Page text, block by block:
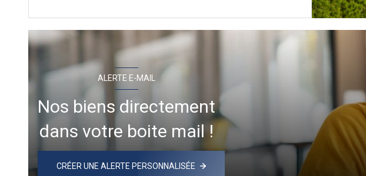
ALERTE E-MAIL
Nos biens directement
dans votre boite mail !
CRÉER UNE ALERTE PERSONNALISÉE